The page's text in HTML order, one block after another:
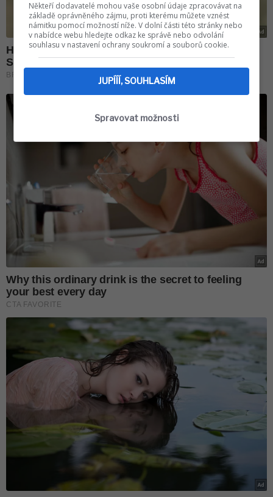
Někteří dodavatelé mohou vaše osobní údaje zpracovávat na
základě oprávněného zájmu, proti kterému můžete vznést
námitku pomocí možností níže. V dolní části této stránky nebo
v nabídce webu hledejte odkaz ke správě nebo odvolání
souhlasu v nastavení ochrany soukromí a souborů cookie.
JUPÍÍÍ, SOUHLASÍM
Spravovat možnosti